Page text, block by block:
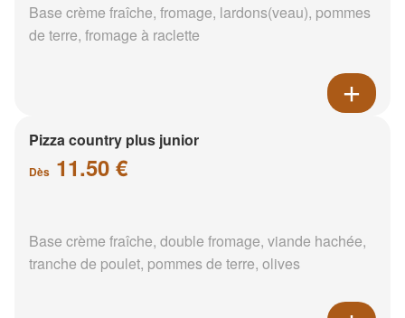
Base crème fraîche, fromage, lardons(veau), pommes
de terre, fromage à raclette
Pizza country plus junior
Dès 11.50 €
Base crème fraîche, double fromage, viande hachée,
tranche de poulet, pommes de terre, olives